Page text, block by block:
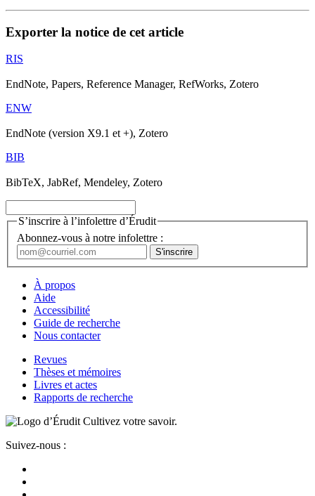
Exporter la notice de cet article
RIS
EndNote, Papers, Reference Manager, RefWorks, Zotero
ENW
EndNote (version X9.1 et +), Zotero
BIB
BibTeX, JabRef, Mendeley, Zotero
S’inscrire à l’infolettre d’Érudit
Abonnez-vous à notre infolettre :
À propos
Aide
Accessibilité
Guide de recherche
Nous contacter
Revues
Thèses et mémoires
Livres et actes
Rapports de recherche
Cultivez votre savoir.
Suivez-nous :